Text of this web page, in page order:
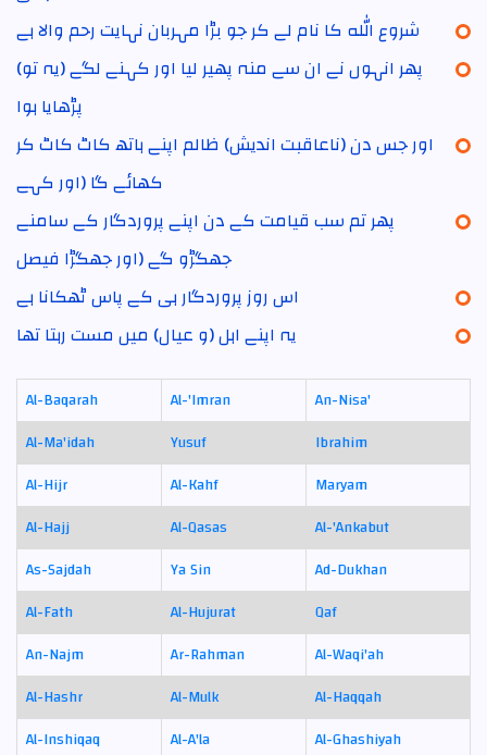
شروع الله کا نام لے کر جو بڑا مہربان نہایت رحم والا ہے
پھر انہوں نے ان سے منہ پھیر لیا اور کہنے لگے (یہ تو)
پڑھایا ہوا
اور جس دن (ناعاقبت اندیش) ظالم اپنے ہاتھ کاٹ کاٹ کر
کھائے گا (اور کہے
پھر تم سب قیامت کے دن اپنے پروردگار کے سامنے
جھگڑو گے (اور جھگڑا فیصل
اس روز پروردگار ہی کے پاس ٹھکانا ہے
یہ اپنے اہل (و عیال) میں مست رہتا تھا
Al-Baqarah Al-'Imran
An-Nisa'
Al-Ma'idah
Yusuf
Ibrahim
Al-Hijr
Al-Kahf
Maryam
Al-Hajj
Al-Qasas
Al-'Ankabut
As-Sajdah
Ya Sin
Ad-Dukhan
Al-Fath
Al-Hujurat
Qaf
An-Najm
Ar-Rahman
Al-Waqi'ah
Al-Hashr
Al-Mulk
Al-Haqqah
Al-Inshiqaq
Al-A'la Al-Ghashiyah